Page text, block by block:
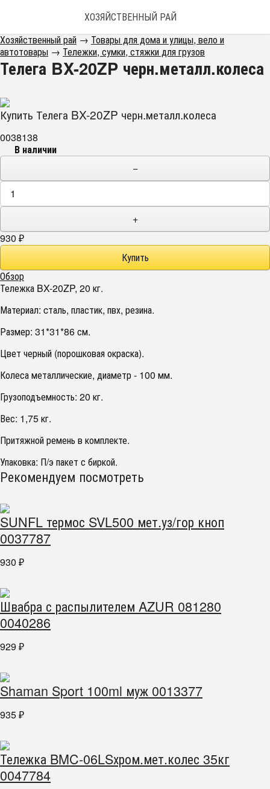
ХОЗЯЙСТВЕННЫЙ РАЙ
Хозяйственный рай → Товары для дома и улицы, вело и
автотовары → Тележки, сумки, стяжки для грузов
Телега BX-20ZP черн.металл.колеса
Купить Телега BX-20ZP черн.металл.колеса
0038138
В наличии
−
+
930 ₽
Обзор
Тележка BX-20ZP, 20 кг.
Материал: cталь, пластик, пвх, резина.
Размер: 31*31*86 см.
Цвет черный (порошковая окраска).
Колеса металлические, диаметр - 100 мм.
Грузоподъемность: 20 кг.
Вес: 1,75 кг.
Притяжной ремень в комплекте.
Упаковка: П/э пакет с биркой.
Рекомендуем посмотреть
SUNFL термос SVL500 мет.уз/гор кноп
0037787
930 ₽
Швабра с распылителем AZUR 081280
0040286
929 ₽
Shaman Sport 100ml муж 0013377
935 ₽
Тележка BMC-06LSхром.мет.колес 35кг
0047784